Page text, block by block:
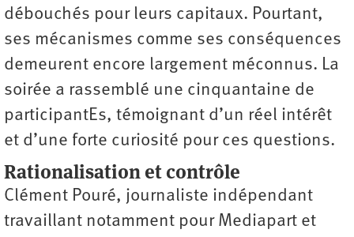
débouchés pour leurs capitaux. Pourtant,
ses mécanismes comme ses conséquences
demeurent encore largement méconnus. La
soirée a rassemblé une cinquantaine de
participantEs, témoignant d’un réel intérêt
et d’une forte curiosité pour ces questions.
Rationalisation et contrôle
Clément Pouré, journaliste indépendant
travaillant notamment pour Mediapart et